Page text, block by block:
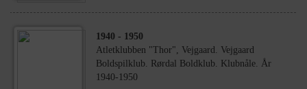
1940 - 1950
Atletklubben "Thor", Vejgaard. Vejgaard
Boldspilklub. Rørdal Boldklub. Klubnåle. År
1940-1950